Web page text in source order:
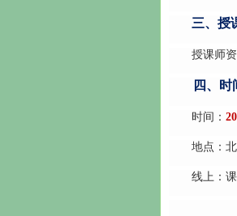
三、授
授课师资来
四、时
时间：
地点：北
线上：课程